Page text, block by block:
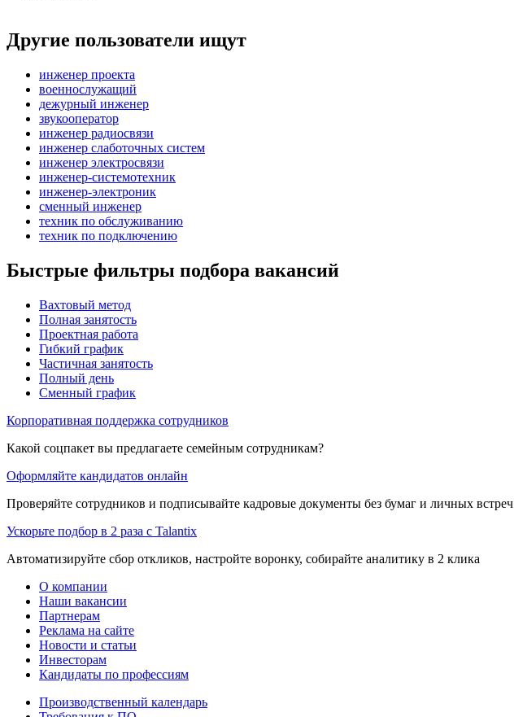
Другие пользователи ищут
инженер проекта
военнослужащий
дежурный инженер
звукооператор
инженер радиосвязи
инженер слаботочных систем
инженер электросвязи
инженер-системотехник
инженер-электроник
сменный инженер
техник по обслуживанию
техник по подключению
Быстрые фильтры подбора вакансий
Вахтовый метод
Полная занятость
Проектная работа
Гибкий график
Частичная занятость
Полный день
Сменный график
Корпоративная поддержка сотрудников
Какой соцпакет вы предлагаете семейным сотрудникам?
Оформляйте кандидатов онлайн
Проверяйте сотрудников и подписывайте кадровые документы без бумаг и личных встреч
Ускорьте подбор в 2 раза с Talantix
Автоматизируйте сбор откликов, настройте воронку, собирайте аналитику в 2 клика
О компании
Наши вакансии
Партнерам
Реклама на сайте
Новости и статьи
Инвесторам
Кандидаты по профессиям
Производственный календарь